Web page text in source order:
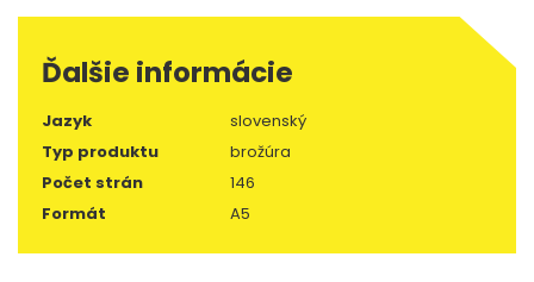
Ďalšie informácie
Jazyk
slovenský
Typ produktu
brožúra
Počet strán
146
Formát
A5